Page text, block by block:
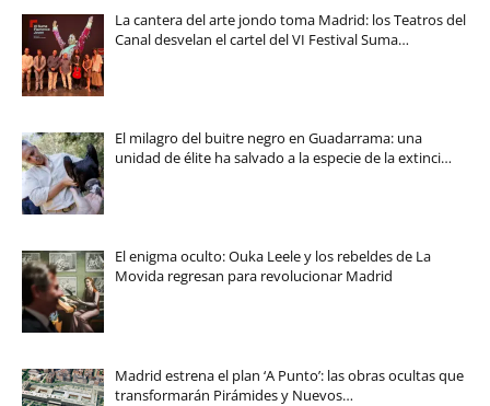
La cantera del arte jondo toma Madrid: los Teatros del
Canal desvelan el cartel del VI Festival Suma…
El milagro del buitre negro en Guadarrama: una
unidad de élite ha salvado a la especie de la extinci…
El enigma oculto: Ouka Leele y los rebeldes de La
Movida regresan para revolucionar Madrid
Madrid estrena el plan ‘A Punto’: las obras ocultas que
transformarán Pirámides y Nuevos…